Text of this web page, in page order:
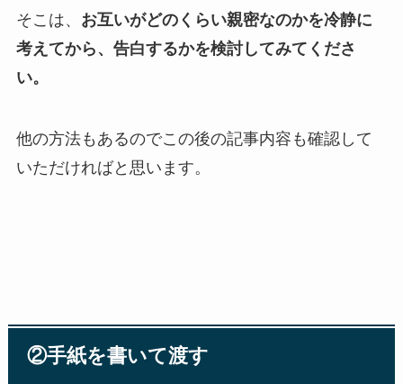
そこは、 お互いがどのくらい親密なのかを冷静に
考えてから、告白するかを検討してみてくださ
い。
他の方法もあるのでこの後の記事内容も確認して
いただければと思います。
②手紙を書いて渡す